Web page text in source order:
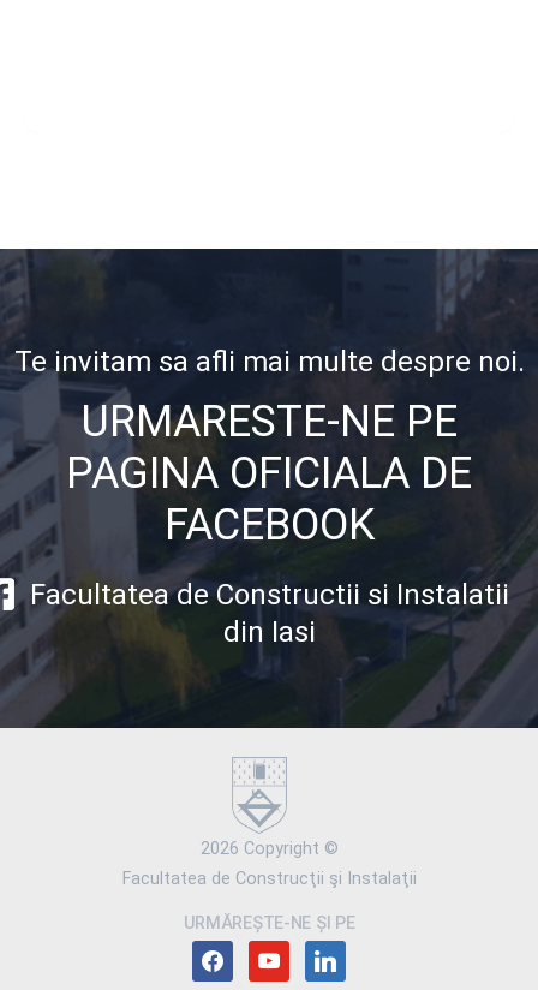
Te invitam sa afli mai multe despre noi.
URMARESTE-NE PE
PAGINA OFICIALA DE
FACEBOOK
Facultatea de Constructii si Instalatii
din Iasi
2026 Copyright ©
Facultatea de Construcţii şi Instalaţii
URMĂREȘTE-NE ȘI PE
facebookyoutubelinkedin